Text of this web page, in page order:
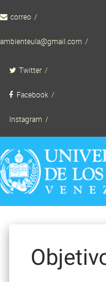
to correo
ambienteula@gmail.com
Twitter
Facebook
Instagram